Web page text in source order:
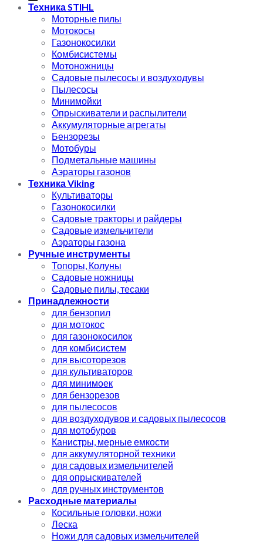
Техника STIHL
Моторные пилы
Мотокосы
Газонокосилки
Комбисистемы
Мотоножницы
Садовые пылесосы и воздуходувы
Пылесосы
Минимойки
Опрыскиватели и распылители
Аккумуляторные агрегаты
Бензорезы
Мотобуры
Подметальные машины
Аэраторы газонов
Техника Viking
Культиваторы
Газонокосилки
Садовые тракторы и райдеры
Садовые измельчители
Аэраторы газона
Ручные инструменты
Топоры, Колуны
Садовые ножницы
Садовые пилы, тесаки
Принадлежности
для бензопил
для мотокос
для газонокосилок
для комбисистем
для высоторезов
для культиваторов
для минимоек
для бензорезов
для пылесосов
для воздуходувов и садовых пылесосов
для мотобуров
Канистры, мерные емкости
для аккумуляторной техники
для садовых измельчителей
для опрыскивателей
для ручных инструментов
Расходные материалы
Косильные головки, ножи
Леска
Ножи для садовых измельчителей